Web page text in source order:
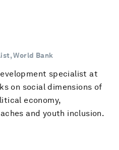
World Bank
specialist at
on social dimensions of
economy,
and youth inclusion.